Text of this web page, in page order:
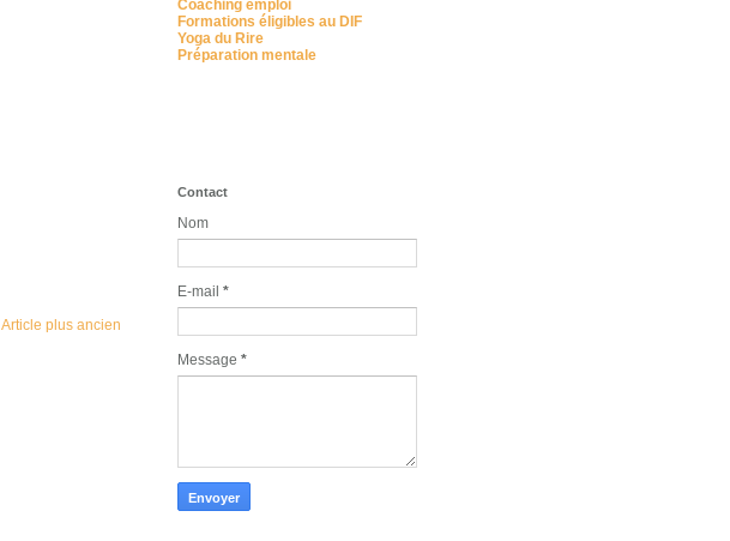
Article plus ancien
Coaching emploi
Formations éligibles au DIF
Yoga du Rire
Préparation mentale
Contact
Nom
E-mail *
Message *